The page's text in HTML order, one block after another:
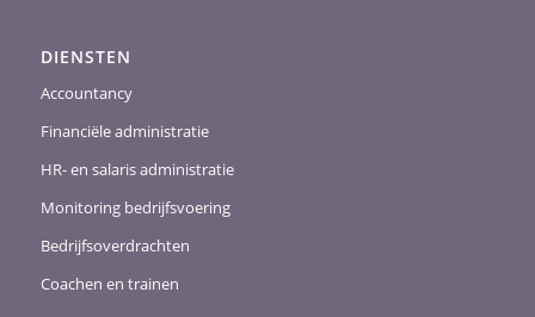
DIENSTEN
Accountancy
Financiële administratie
HR- en salaris administratie
Monitoring bedrijfsvoering
Bedrijfsoverdrachten
Coachen en trainen